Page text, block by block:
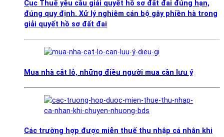
Cục Thuế yêu cầu giải quyết hồ sơ đất đai đúng hạn,
đúng quy định. Xử lý nghiêm cán bộ gây phiền hà trong
giải quyết hồ sơ đất đai
Mua nhà cắt lỗ, những điều người mua cần lưu ý
Các trường hợp được miễn thuế thu nhập cá nhân khi